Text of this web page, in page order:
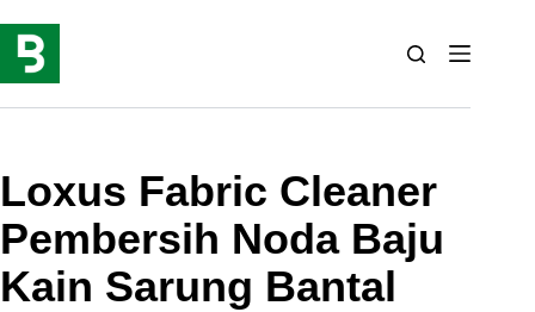
content
Loxus Fabric Cleaner
Pembersih Noda Baju
Kain Sarung Bantal